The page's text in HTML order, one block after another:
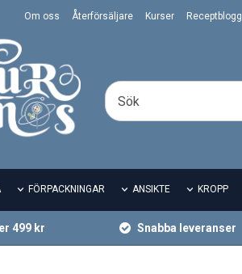
Om oss Återförsäljare Kurser Receptblogg
FÖRPACKNINGAR ANSIKTE KROPP
499 kr Snabba leveranser